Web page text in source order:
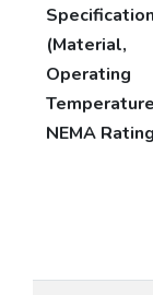
(Material,
Operating
NEMA